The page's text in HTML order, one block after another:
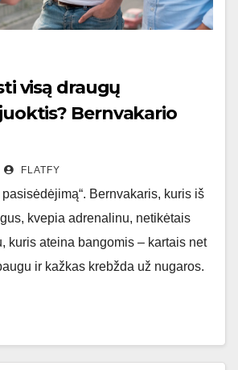
visą draugų
Bernvakario
FLATFY
pasisėdėjimą“. Bernvakaris, kuris iš
kvepia adrenalinu, netikėtais
kuris ateina bangomis – kartais net
ir kažkas krebžda už nugaros.